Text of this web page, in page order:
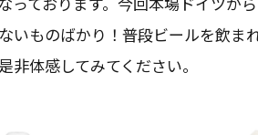
いものばかり！普段ビールを飲ま
非体感してみてください。